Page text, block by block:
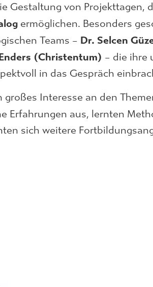
Gestaltung von Projekttagen,
ermöglichen. Besonders
Teams – Dr. Selcen
(Christentum) – die ihre
in das Gespräch
großes Interesse an den
Erfahrungen aus, lernten
sich weitere